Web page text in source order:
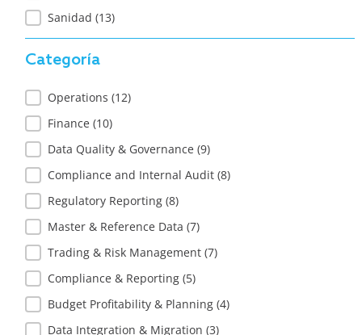
Sanidad(13)
Categoría
Categoría
Operations(12)
Finance(10)
Data Quality & Governance(9)
Compliance and Internal Audit(8)
Regulatory Reporting(8)
Master & Reference Data(7)
Trading & Risk Management(7)
Compliance & Reporting(5)
Budget Profitability & Planning(4)
Data Integration & Migration(3)